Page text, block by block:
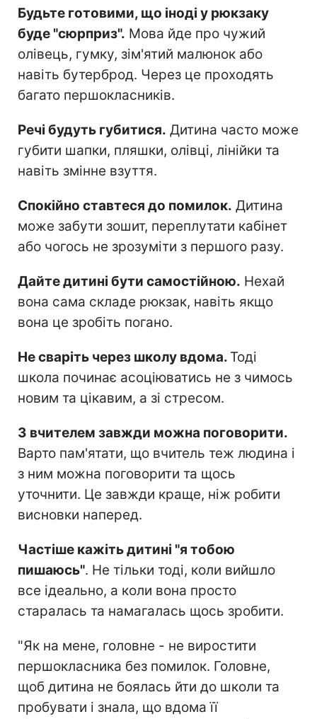
Будьте готовими, що іноді у рюкзаку
буде "сюрприз". Мова йде про чужий
олівець, гумку, зім'ятий малюнок або
навіть бутерброд. Через це проходять
багато першокласників.
Речі будуть губитися. Дитина часто може
губити шапки, пляшки, олівці, лінійки та
навіть змінне взуття.
Спокійно ставтеся до помилок. Дитина
може забути зошит, переплутати кабінет
або чогось не зрозуміти з першого разу.
Дайте дитині бути самостійною. Нехай
вона сама складе рюкзак, навіть якщо
вона це зробіть погано.
Не сваріть через школу вдома. Тоді
школа починає асоціюватись не з чимось
новим та цікавим, а зі стресом.
З вчителем завжди можна поговорити.
Варто пам'ятати, що вчитель теж людина і
з ним можна поговорити та щось
уточнити. Це завжди краще, ніж робити
висновки наперед.
Частіше кажіть дитині "я тобою
пишаюсь". Не тільки тоді, коли вийшло
все ідеально, а коли вона просто
старалась та намагалась щось зробити.
"Як на мене, головне - не виростити
першокласника без помилок. Головне,
щоб дитина не боялась йти до школи та
пробувати і знала, що вдома її